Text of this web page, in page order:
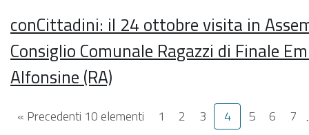
conCittadini: il 24 ottobre visita in
Consiglio Comunale Ragazzi di Finale
Alfonsine (RA)
« Precedenti 10 elementi 1 2 3 4 5 6 7